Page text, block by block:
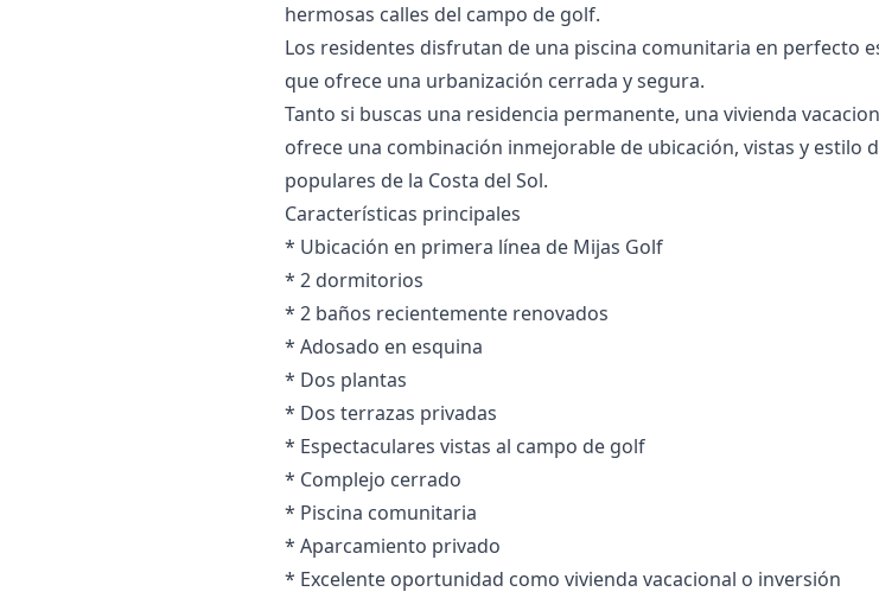
hermosas calles del campo de golf.
Los residentes disfrutan de una piscina comunitaria en perfecto
que ofrece una urbanización cerrada y segura.
Tanto si buscas una residencia permanente, una vivienda
ofrece una combinación inmejorable de ubicación, vistas y estilo
populares de la Costa del Sol.
Características principales
* Ubicación en primera línea de Mijas Golf
* 2 dormitorios
* 2 baños ‌recientemente ‌renovados
* ‌Adosado ‌en ‌esquina
* Dos plantas
* Dos terrazas ‌privadas
* ‌Espectaculares ‌vistas al campo ‌de ‌golf
* ‌Complejo ‌cerrado
* Piscina ‌comunitaria
* Aparcamiento privado
* ‌Excelente ‌oportunidad ‌como ‌vivienda ‌vacacional ‌o ‌inversión